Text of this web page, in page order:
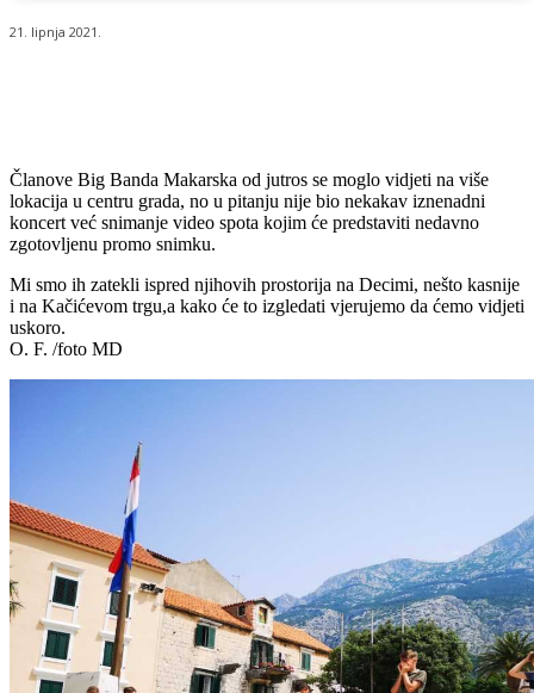
21. lipnja 2021.
Članove Big Banda Makarska od jutros se moglo vidjeti na više
lokacija u centru grada, no u pitanju nije bio nekakav iznenadni
koncert već snimanje video spota kojim će predstaviti nedavno
zgotovljenu promo snimku.
Mi smo ih zatekli ispred njihovih prostorija na Decimi, nešto kasnije
i na Kačićevom trgu,a kako će to izgledati vjerujemo da ćemo vidjeti
uskoro.
O. F. /foto MD